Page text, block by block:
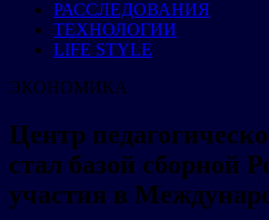
РАССЛЕДОВАНИЯ
ТЕХНОЛОГИИ
LIFE STYLE
ЭКОНОМИКА
Центр
стал базой сборной
участия в